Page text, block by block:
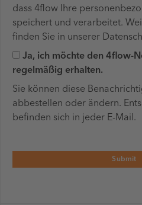
dass 4flow Ihre
speichert und verarbeitet.
finden Sie in unserer
Ja, ich möchte den 4flow-
regelmäßig erhalten.
Sie können diese
abbestellen oder ändern.
befinden sich in jeder E-Mail.